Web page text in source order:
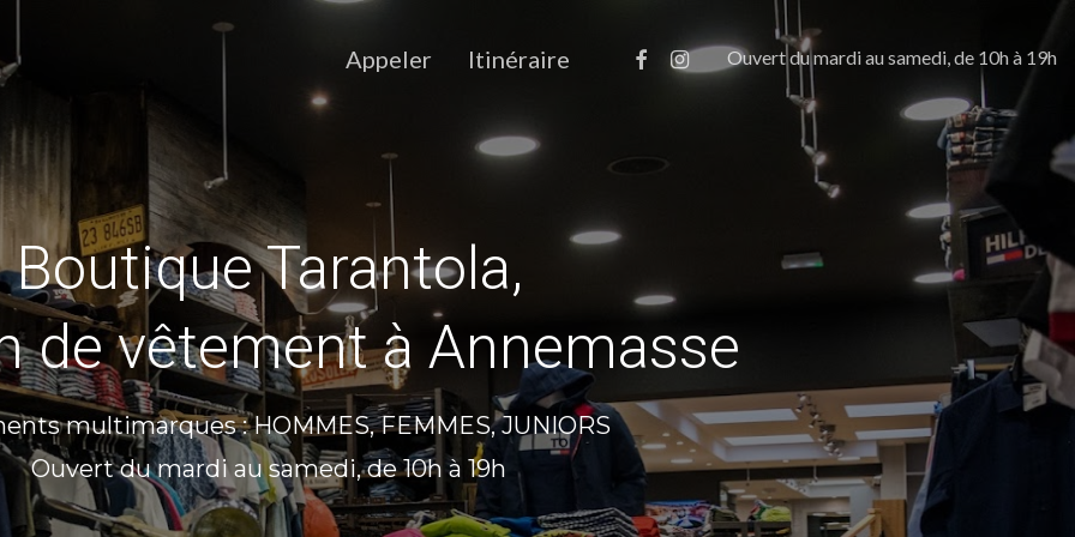
Appeler Itinéraire facebook
instagramOuvert du mardi au samedi, de 10h à 19h
Boutique Tarantola,
de vêtement à Annemasse
multimarques : HOMMES, FEMMES, JUNIORS
Ouvert du mardi au samedi, de 10h à 19h